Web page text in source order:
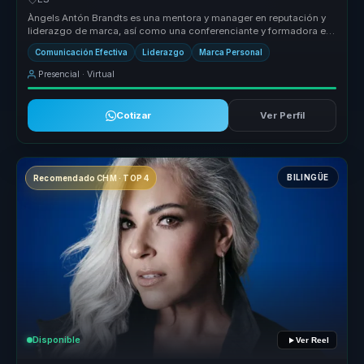
Àngels Antón Brandts es una mentora y manager en reputación y
liderazgo de marca, así como una conferenciante y formadora en
comunicación...
Comunicación Efectiva Liderazgo Marca Personal
Presencial · Virtual
Cotizar Ver Perfil
Recomendado CHM · TOP 4 BILINGÜE
Disponible Ver Reel